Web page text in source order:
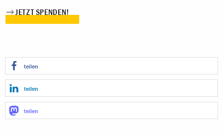
JETZT SPENDEN!
teilen
teilen
teilen